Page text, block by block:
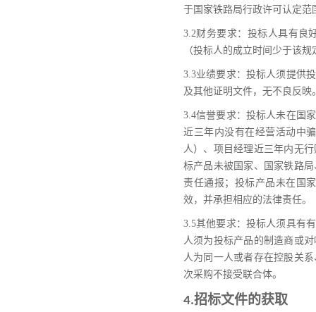
于国家铁路局行政许可认定
3.2财务要求： 投标人具有良
（投标人的成立时间少于该
3.3业绩要求：投标人须提供
及其他证明文件，无不良反映
3.4信誉要求：投标人未在国
近三年内没有在经营活动中
人）、项目经理近三年内无
标产品未被国家、国家铁路
责任通报；投标产品未在国
效，并承担相应的法律责任。
3.5其他要求：投标人须具有
人须为投标产品的制造商或
人为同一人或者存在控股关
次采购不接受联合体。
4.招标文件的获取